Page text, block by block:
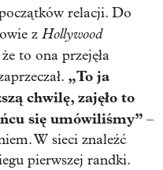
relacji. Do
z Hollywood
to ona przejęła
„To ja
chwilę, zajęło to
się umówiliśmy” –
W sieci znaleźć
pierwszej randki.